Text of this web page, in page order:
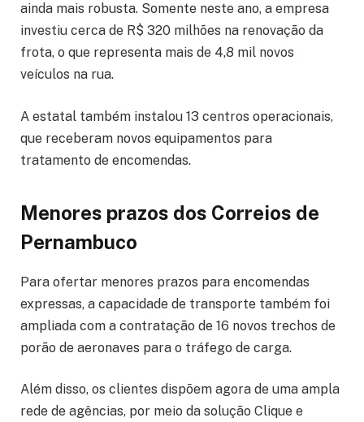
ainda mais robusta. Somente neste ano, a empresa
investiu cerca de R$ 320 milhões na renovação da
frota, o que representa mais de 4,8 mil novos
veículos na rua.
A estatal também instalou 13 centros operacionais,
que receberam novos equipamentos para
tratamento de encomendas.
Menores prazos dos Correios de
Pernambuco
Para ofertar menores prazos para encomendas
expressas, a capacidade de transporte também foi
ampliada com a contratação de 16 novos trechos de
porão de aeronaves para o tráfego de carga.
Além disso, os clientes dispõem agora de uma ampla
rede de agências, por meio da solução Clique e